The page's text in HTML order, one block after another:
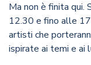
Ma non è finita qui.
12.30 e fino alle
artisti che
ispirate ai temi e ai